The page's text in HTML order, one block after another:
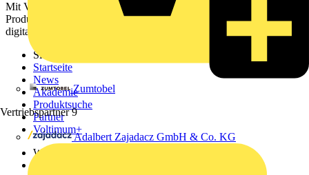
Zumtobel
Vertriebspartner 9
Adalbert Zajadacz GmbH & Co. KG
Mit Voltimum erhalten Elektrofachkräfte Zugang zu Branchennews,
Produktinformationen, Schulungen und Tools – alles auf einer
digitalen Plattform und Community.
Sitemap
Startseite
News
Akademie
Produktsuche
Partner
Voltimum+
Weitere Links